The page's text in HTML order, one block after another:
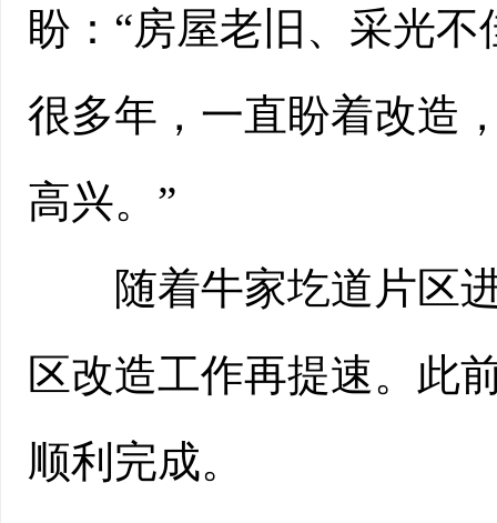
盼：“房屋老旧、采光
很多年，一直盼着改造
高兴。”
随着牛家圪道片区进
区改造工作再提速。此
顺利完成。